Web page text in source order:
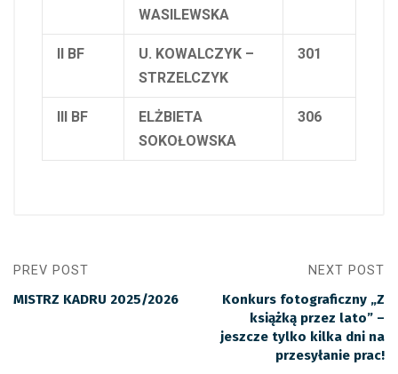
WASILEWSKA
II BF
U. KOWALCZYK –
STRZELCZYK
301
III BF
ELŻBIETA
SOKOŁOWSKA
306
PREV POST
MISTRZ KADRU 2025/2026
NEXT POST
Konkurs fotograficzny „Z
książką przez lato” –
jeszcze tylko kilka dni na
przesyłanie prac!